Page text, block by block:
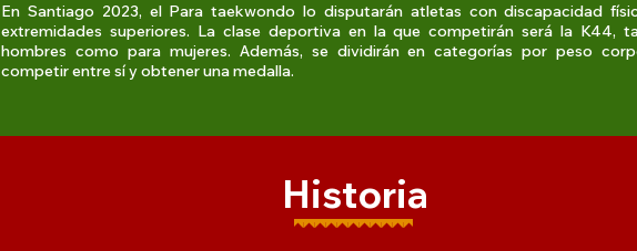
En Santiago 2023, el Para taekwondo lo disputarán atletas con discapacidad
extremidades superiores. La clase deportiva en la que competirán será la K44,
hombres como para mujeres. Además, se dividirán en categorías por peso
competir entre sí y obtener una medalla.
Historia